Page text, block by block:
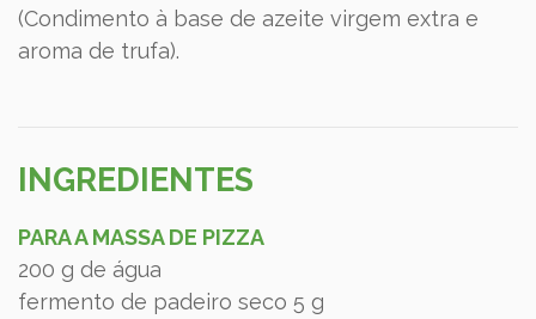
(Condimento à base de azeite virgem extra e
aroma de trufa).
INGREDIENTES
PARA A MASSA DE PIZZA
200 g de água
fermento de padeiro seco 5 g